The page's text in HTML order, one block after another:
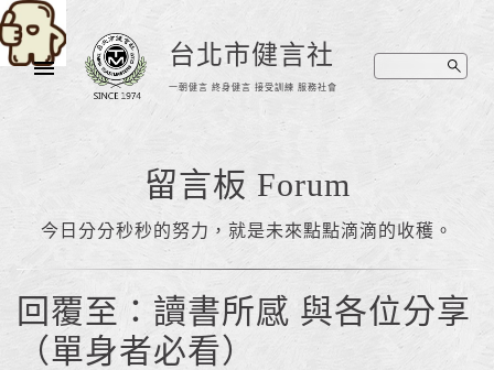
台北市健言社
一朝健言 終身健言 接受訓練 服務社會
留言板 Forum
今日分分秒秒的努力，就是未來點點滴滴的收穫。
回覆至：讀書所感 與各位分享
（單身者必看）